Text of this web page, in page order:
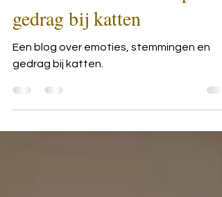
5 minuten om te lezen
Invloed van emoties op
gedrag bij katten
Een blog over emoties, stemmingen en
gedrag bij katten.